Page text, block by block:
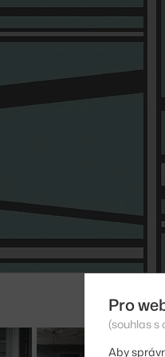
Pro
(souhlas s
Aby